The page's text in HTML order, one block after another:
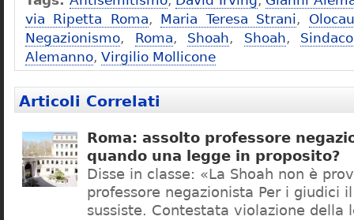
via Ripetta Roma, Maria Teresa Strani,
Negazionismo, Roma, Shoah, Shoah,
Alemanno, Virgilio Mollicone
Articoli Correlati
Roma: assolto professore
quando una legge in proposito?
Disse in classe: «La Shoah non è
professore negazionista Per i giudici
sussiste. Contestata violazione della